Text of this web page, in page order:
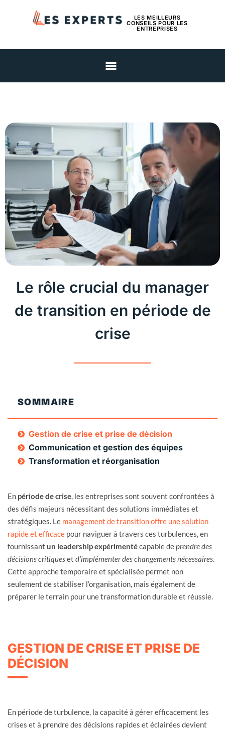
LES MEILLEURS
CONSEILS POUR LES
ENTREPRISES
Le rôle crucial du manager
de transition en période de
crise
En période de crise, les entreprises sont souvent confrontées à
des défis majeurs nécessitant des solutions immédiates et
stratégiques. Le management de transition offre une solution
rapide et efficace pour naviguer à travers ces turbulences, en
fournissant un leadership expérimentécapable deprendre des
décisions critiqueset d’implémenter des changements nécessaires.
Cette approche temporaire et spécialisée permet non
seulement de stabiliser l’organisation, mais également de
préparer le terrain pour une transformation durable et réussie.
GESTION DE CRISE ET PRISE DE
DÉCISION
En période de turbulence, la capacité à gérer efficacement les
crises et à prendre des décisions rapides et éclairées devient
SOMMAIRE
Gestion de crise et prise de décision
Communication et gestion des équipes
Transformation et réorganisation